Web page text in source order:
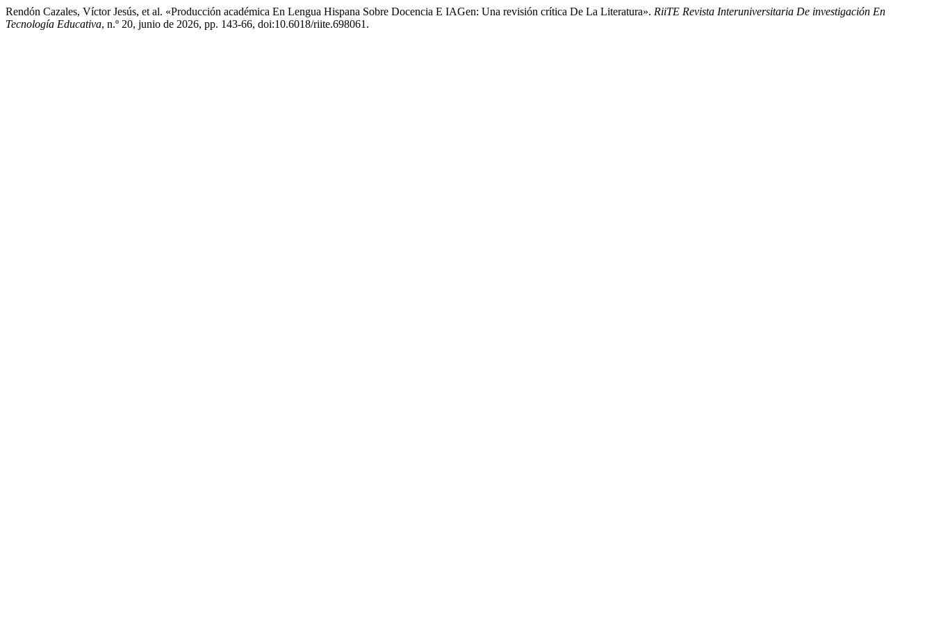
Rendón Cazales, Víctor Jesús, et al. «Producción académica En Lengua Hispana Sobre Docencia E IAGen: Una revisión crítica De La Literatura». RiiTE Revista Interuniversitaria De investigación En
Tecnología Educativa, n.º 20, junio de 2026, pp. 143-66, doi:10.6018/riite.698061.